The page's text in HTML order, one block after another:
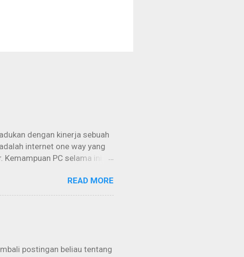
dengan kinerja sebuah
internet one way yang
PC selama ini
istilah “grabbing”
dengan memakai
menggunakan sebuah
secara “Free / Gratis” tanpa
Karena intinya adalah kita
READ MORE
postingan beliau tentang